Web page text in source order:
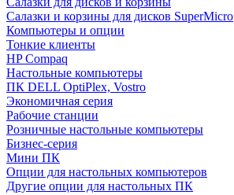
Салазки и корзины для дисков SuperMicro
Компьютеры и опции
Тонкие клиенты
HP Compaq
Настольные компьютеры
ПК DELL OptiPlex, Vostro
Экономичная серия
Рабочие станции
Розничные настольные компьютеры
Бизнес-серия
Мини ПК
Опции для настольных компьютеров
Другие опции для настольных ПК